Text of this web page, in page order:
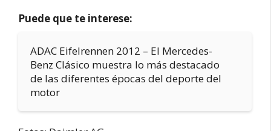
Puede que te interese:
ADAC Eifelrennen 2012 – El Mercedes-
Benz Clásico muestra lo más destacado
de las diferentes épocas del deporte del
motor